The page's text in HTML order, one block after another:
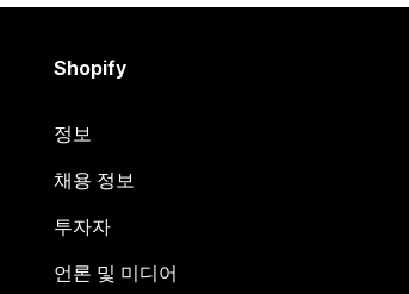
Shopify
정보
채용 정보
투자자
언론 및 미디어